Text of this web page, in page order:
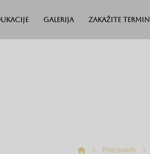
Galerija Zakažite termin
Proizvodi